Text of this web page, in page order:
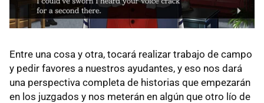
Entre una cosa y otra, tocará realizar trabajo de campo
y pedir favores a nuestros ayudantes, y eso nos dará
una perspectiva completa de historias que empezarán
en los juzgados y nos meterán en algún que otro lío de